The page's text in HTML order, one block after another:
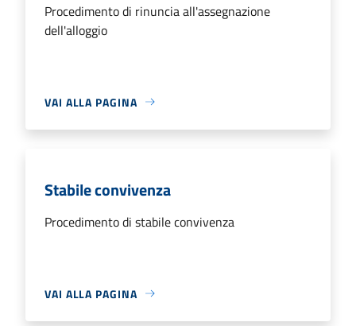
Procedimento di rinuncia all'assegnazione
dell'alloggio
VAI ALLA PAGINA
Stabile convivenza
Procedimento di stabile convivenza
VAI ALLA PAGINA